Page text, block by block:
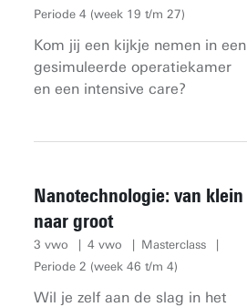
Periode 4 (week 19 t/m 27)
Kom jij een kijkje nemen in een
gesimuleerde operatiekamer
en een intensive care?
Nanotechnologie: van klein
naar groot
3 vwo 4 vwo
Masterclass
Periode 2 (week 46 t/m 4)
Wil je zelf aan de slag in het